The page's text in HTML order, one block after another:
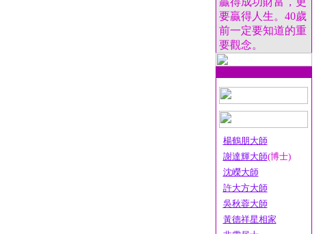
要贏得人生。40歲
前一定要知道的重
要觀念。
楊鶴朋大師
謝達輝大師(博士)
沈嶸大師
許大方大師
吳秋蓉大師
黃德祥星相家